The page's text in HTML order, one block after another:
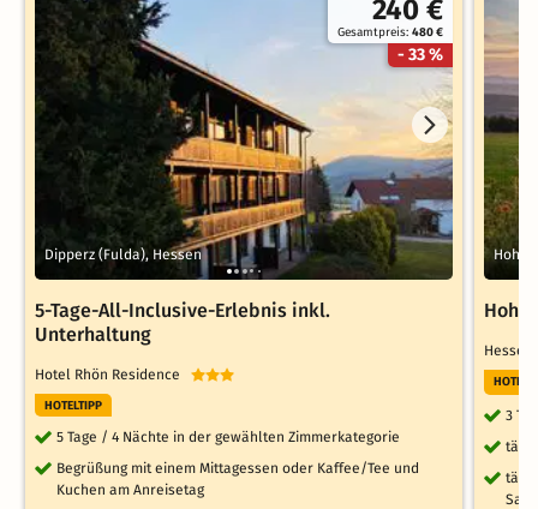
240 €
Gesamtpreis:480 €
- 33 %
Dipperz (Fulda), Hessen
5-Tage-All-Inclusive-Erlebnis inkl.
Unterhaltung
Hotel Rhön Residence
HOTELTIPP
5 Tage / 4 Nächte in der gewählten Zimmerkategorie
Begrüßung mit einem Mittagessen oder Kaffee/Tee und
Kuchen am Anreisetag
3